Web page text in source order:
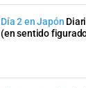
Día 2 en Japón
(en sentido